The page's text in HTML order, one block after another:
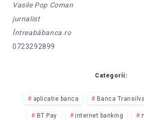
Vasile Pop Coman
jurnalist
Întreabăbanca.ro
0723292899
Categorii:
aplicatie banca Banca
BT Pay internet banking